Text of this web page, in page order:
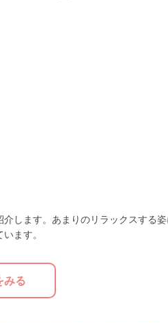
します。あまりのリラックスする
ます。
みる